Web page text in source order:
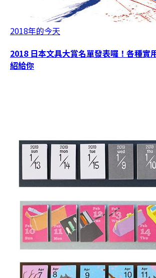
2018年的今天
2018 日本文具大賞名單發表囉！各種實
紹給你